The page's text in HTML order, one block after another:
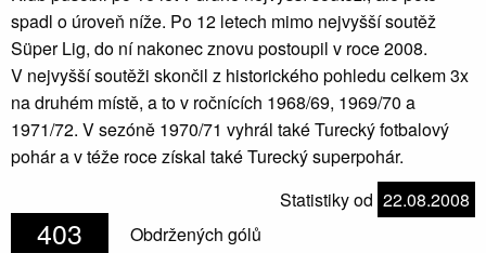
spadl o úroveň níže. Po 12 letech mimo nejvyšší soutěž
Süper Lig, do ní nakonec znovu postoupil v roce 2008.
V nejvyšší soutěži skončil z historického pohledu celkem 3x
na druhém místě, a to v ročnících 1968/69, 1969/70 a
1971/72. V sezóně 1970/71 vyhrál také Turecký fotbalový
pohár a v téže roce získal také Turecký superpohár.
Statistiky od 22.08.2008
403 Obdržených gólů